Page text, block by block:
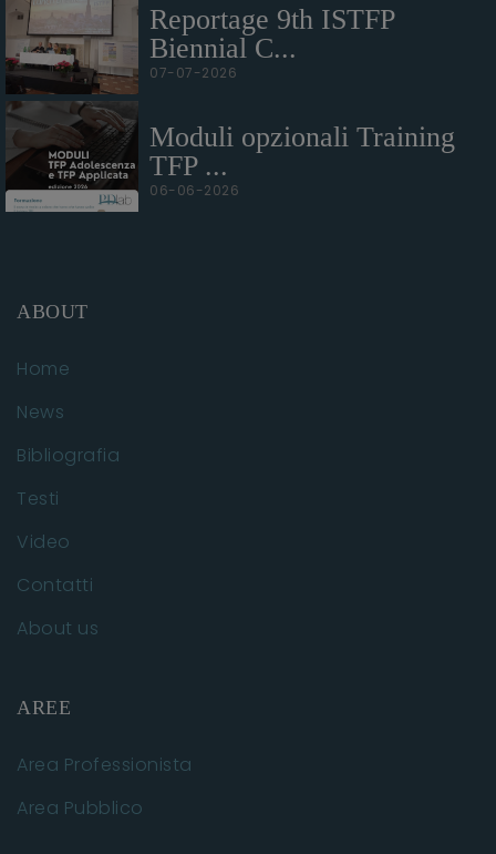
Reportage 9th ISTFP
Biennial C...
07-07-2026
Moduli opzionali Training
TFP ...
06-06-2026
ABOUT
Home
News
Bibliografia
Testi
Video
Contatti
About us
AREE
Area Professionista
Area Pubblico